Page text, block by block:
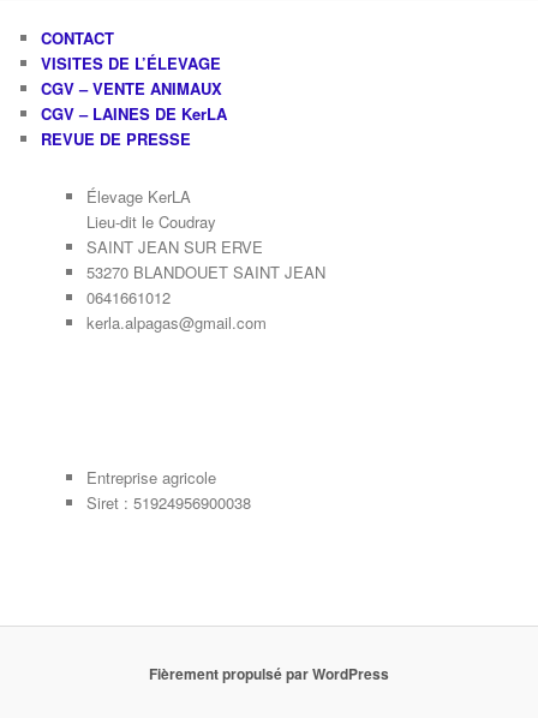
CONTACT
VISITES DE L’ÉLEVAGE
CGV – VENTE ANIMAUX
CGV – LAINES DE KerLA
REVUE DE PRESSE
Élevage KerLA
Lieu-dit le Coudray
SAINT JEAN SUR ERVE
53270 BLANDOUET SAINT JEAN
0641661012
kerla.alpagas@gmail.com
Entreprise agricole
Siret : 51924956900038
Fièrement propulsé par WordPress